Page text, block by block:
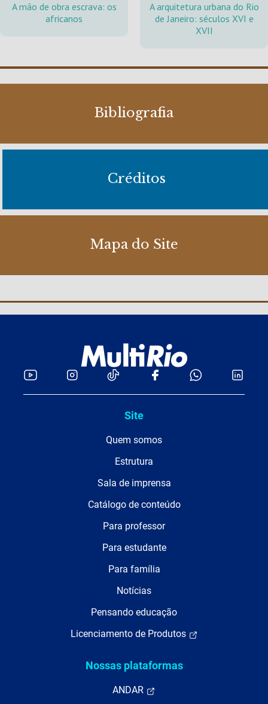
A mão de obra escrava: os
africanos
A arquitetura urbana do Rio
de Janeiro: séculos XVI e
XVII
Bibliografia
Créditos
Mapa do Site
Site
Quem somos
Estrutura
Sala de imprensa
Catálogo de conteúdo
Para professor
Para estudante
Para família
Notícias
Pensando educação
Licenciamento de Produtos
Nossas plataformas
ANDAR